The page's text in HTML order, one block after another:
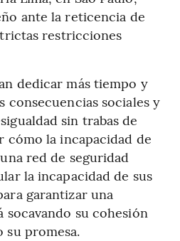
ante la reticencia de
restricciones
dedicar más tiempo y
consecuencias sociales y
sin trabas de
cómo la incapacidad de
red de seguridad
la incapacidad de sus
garantizar una
socavando su cohesión
su promesa.